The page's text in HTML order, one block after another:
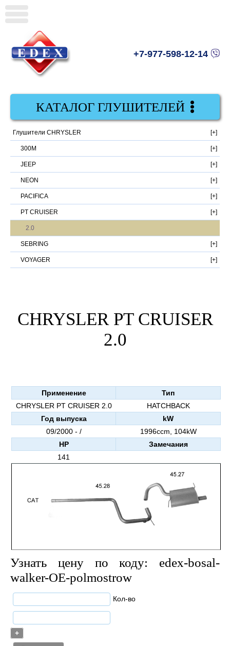
+7-977-598-12-14
CHRYSLER PT CRUISER
2.0
CHRYSLER PT CRUISER 2.0
Применение
HATCHBACK
Тип
09/2000 - /
Год выпуска
1996ccm, 104kW
kW
141
HP Замечания
Узнать цену по коду: edex-bosal-
walker-OE-polmostrow
Кол-во
+
КАТАЛОГ ГЛУШИТЕЛЕЙ
Глушители CHRYSLER
300M
JEEP
NEON
PACIFICA
PT CRUISER
2.0
SEBRING
VOYAGER